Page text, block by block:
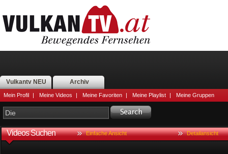
Vulkantv NEU Archiv
Mein Profil | Meine Videos | Meine Favoriten | Meine Playlist | Meine Gruppen
Videos Suchen Einfache Ansicht Detailansicht